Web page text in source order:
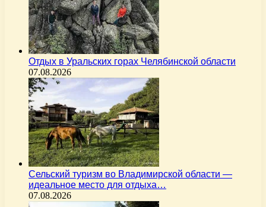
Отдых в Уральских горах Челябинской области
07.08.2026
Сельский туризм во Владимирской области —
идеальное место для отдыха…
07.08.2026